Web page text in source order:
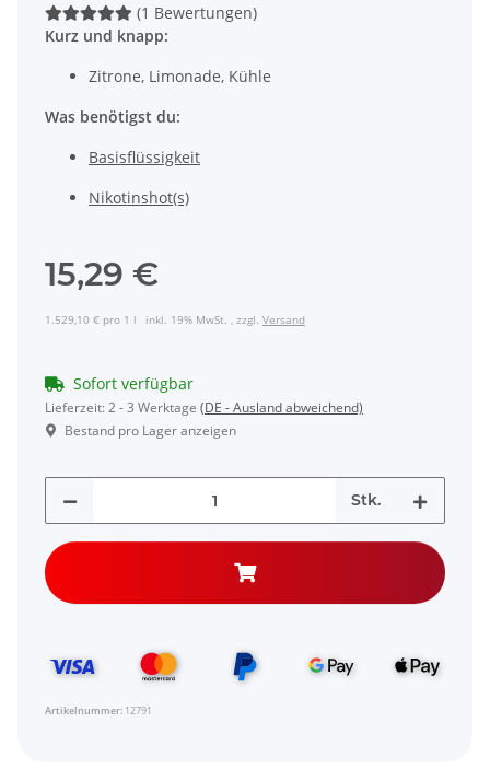
(1 Bewertungen)
Kurz und knapp:
Zitrone, Limonade, Kühle
Was benötigst du:
Basisflüssigkeit
Nikotinshot(s)
15,29 €
1.529,10 € pro 1 l inkl. 19% MwSt. , zzgl. Versand
Sofort verfügbar
Lieferzeit:2 - 3 Werktage (DE - Ausland abweichend)
Bestand pro Lager anzeigen
Stk.
Artikelnummer: 12791